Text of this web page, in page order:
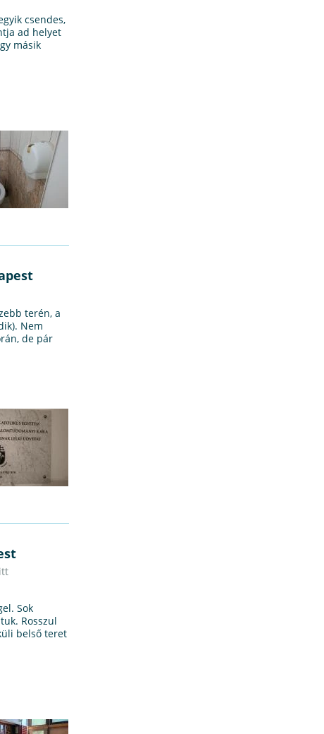
csendes,
ad helyet
másik
terén, a
Nem
de pár
Sok
Rosszul
belső teret